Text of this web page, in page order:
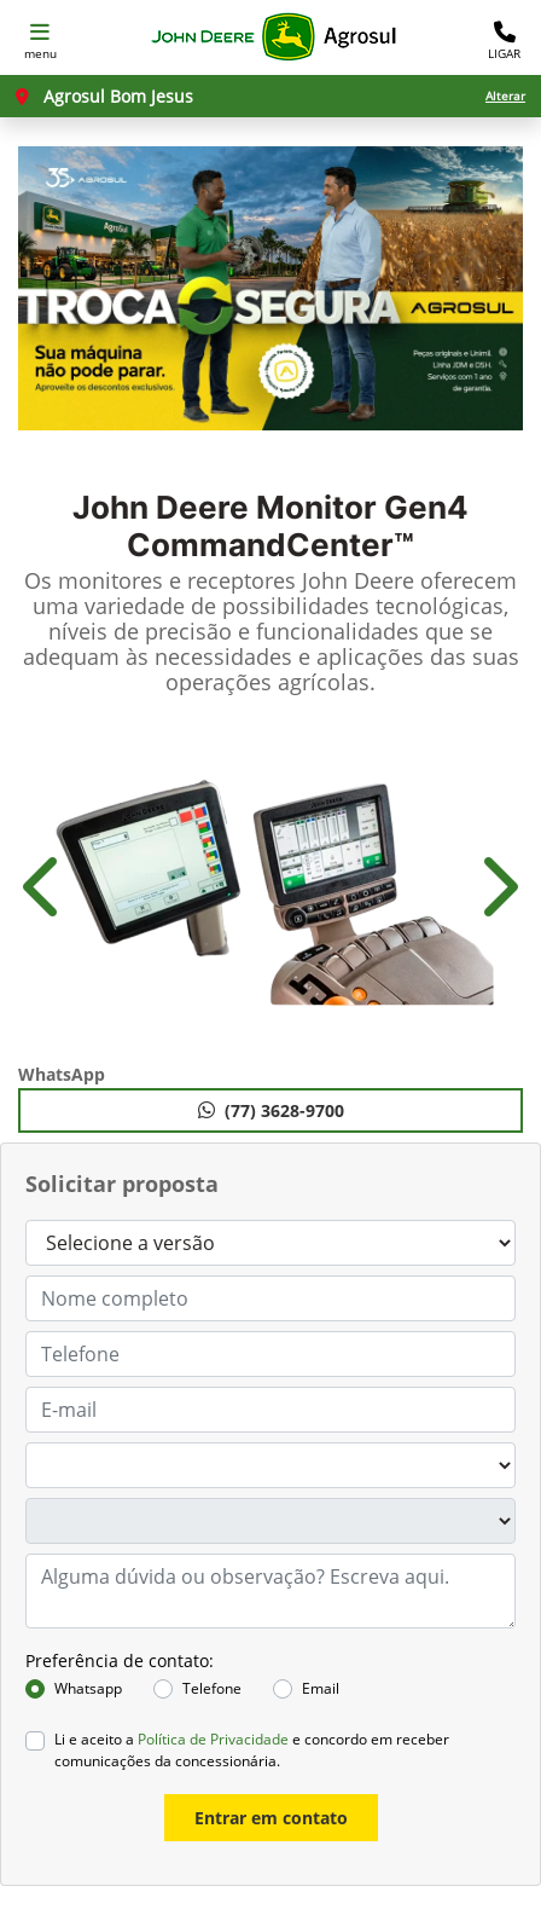
menu LIGAR
Agrosul Bom Jesus Alterar
John Deere Monitor Gen4
CommandCenter™
Os monitores e receptores John Deere oferecem
uma variedade de possibilidades tecnológicas,
níveis de precisão e funcionalidades que se
adequam às necessidades e aplicações das suas
operações agrícolas.
Solicitar proposta
Preferência de contato:
Whatsapp Telefone Email
Li e aceito a Política de Privacidade e concordo em receber
comunicações da concessionária.
Entrar em contato
Anterior
WhatsApp
(77) 3628-9700